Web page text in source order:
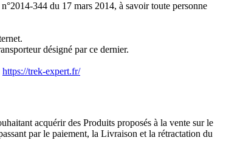
344 du 17 mars 2014, à savoir toute personne
désigné par ce dernier.
https://trek-expert.fr/
acquérir des Produits proposés à la vente sur le
par le paiement, la Livraison et la rétractation du